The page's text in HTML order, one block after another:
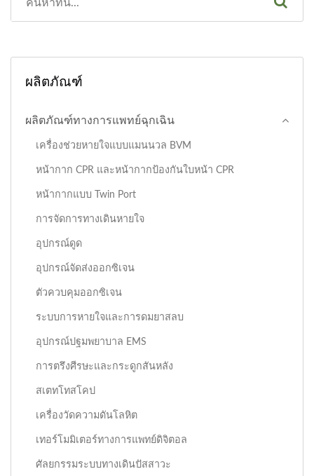
ผลิตภัณฑ์
ผลิตภัณฑ์ทางการแพทย์ฉุกเฉิน
เครื่องช่วยหายใจแบบแมนนวล BVM
หน้ากาก CPR และหน้ากากป้องกันใบหน้า CPR
หน้ากากแบบ Twin Port
การจัดการทางเดินหายใจ
อุปกรณ์ดูด
อุปกรณ์จัดส่งออกซิเจน
ตัวควบคุมออกซิเจน
ระบบการหายใจและการดมยาสลบ
อุปกรณ์ปฐมพยาบาล EMS
การตรึงศีรษะและกระดูกสันหลัง
สเตทโทสโคป
เครื่องวัดความดันโลหิต
เทอร์โมมิเตอร์ทางการแพทย์ดิจิตอล
ศัลยกรรมระบบทางเดินปัสสาวะ